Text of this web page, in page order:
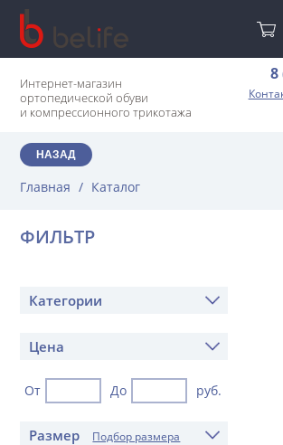
Интернет-магазин
ортопедической обуви
и компрессионного трикотажа
8
НАЗАД
Главная / Каталог
ФИЛЬТР
Категории
Цена
От До руб.
Размер Подбор размера